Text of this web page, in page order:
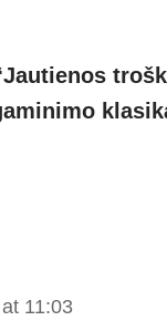
11:03